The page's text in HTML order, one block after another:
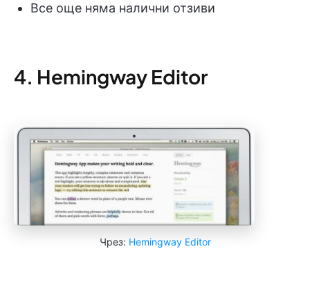
Все още няма налични отзиви
4. Hemingway Editor
Чрез: Hemingway Editor